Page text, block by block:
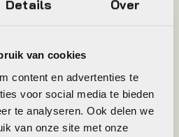
Details Over
van cookies
content en advertenties te
voor social media te bieden
te analyseren. Ook delen we
van onze site met onze
Zwart